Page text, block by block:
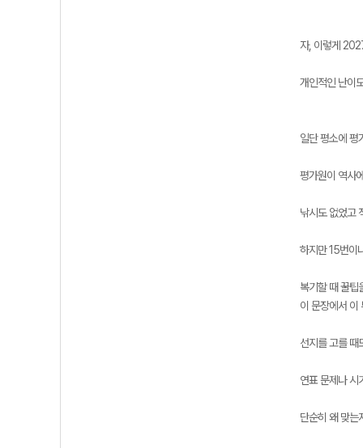
자, 이렇게
개인적인 난이
일단 평소에 평
평가원이 역사
낚시도 없었고
하지만 15번이
복기할 때 꿀팁
이 문장에서 이
선지를 고를 때
연표 문제나 시
단순히 왜 맞는